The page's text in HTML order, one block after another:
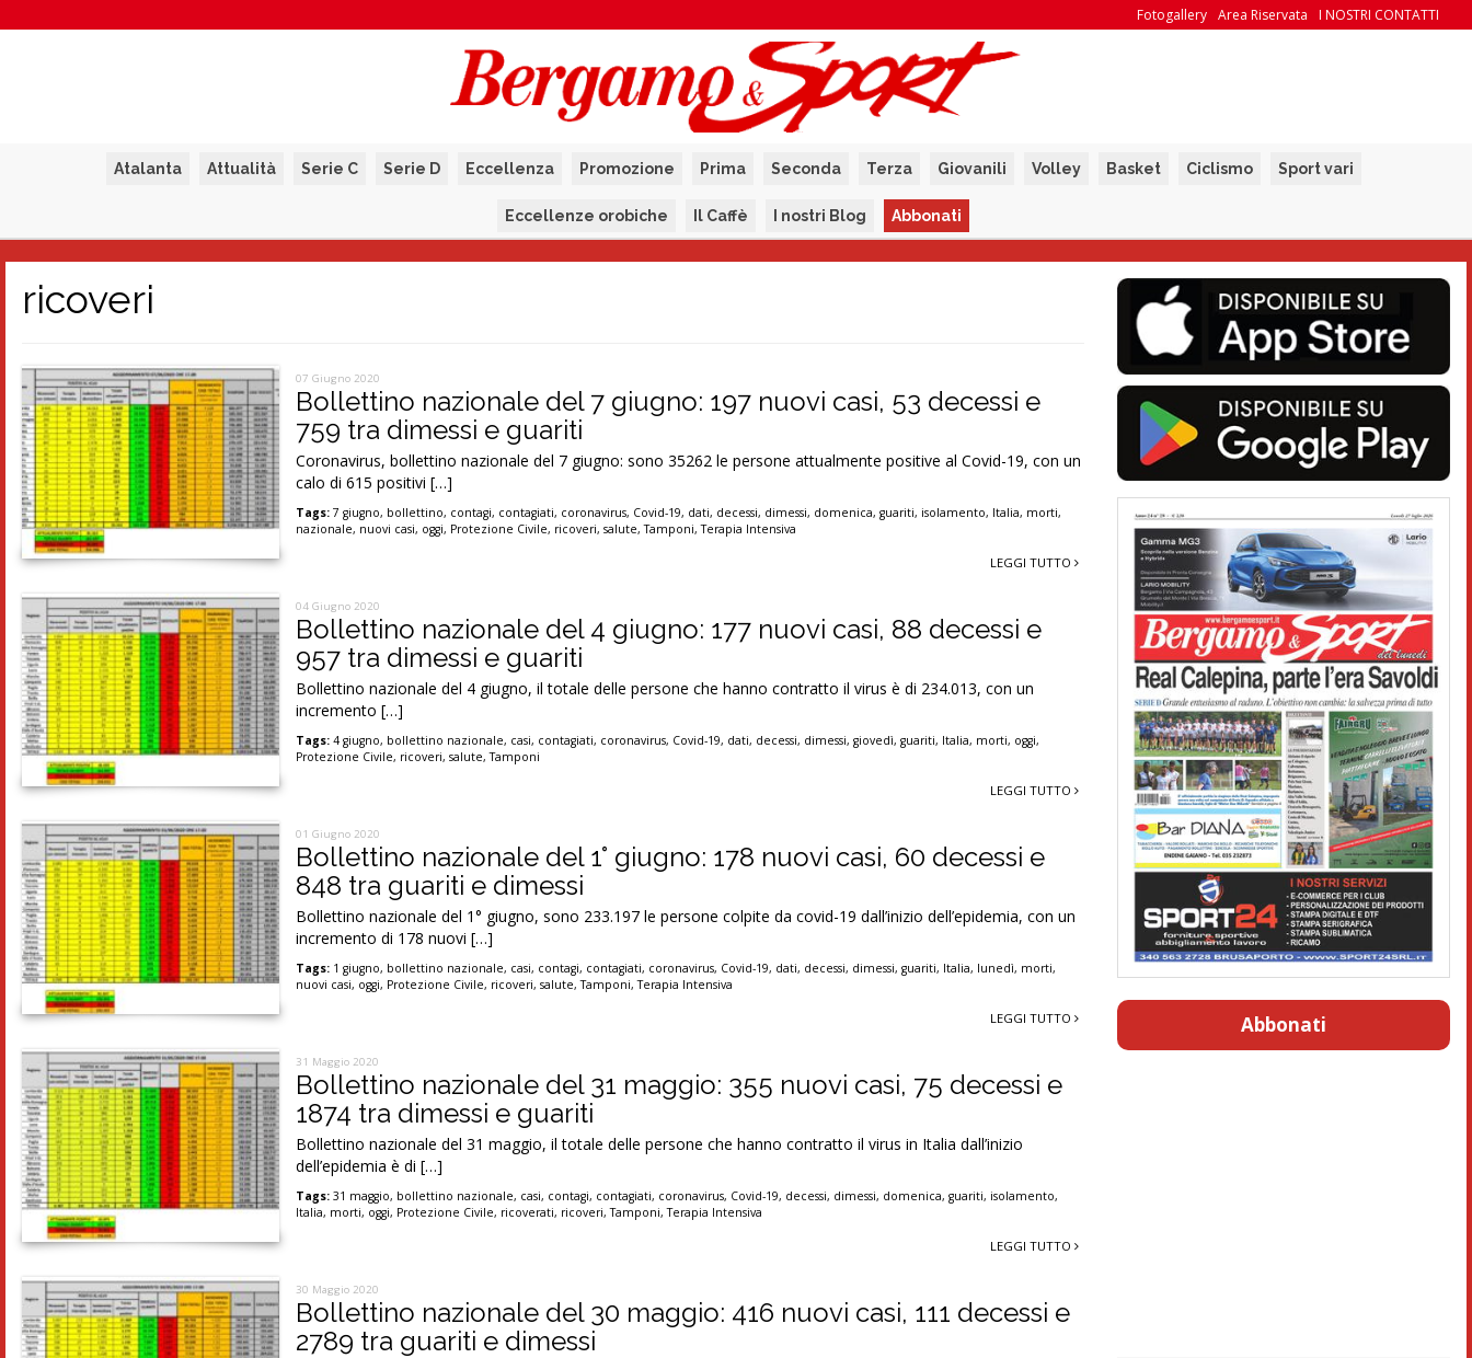
I NOSTRI CONTATTI
Area Riservata
Fotogallery
Atalanta Attualità Serie C Serie D Eccellenza Promozione Prima Seconda Terza Giovanili Volley Basket Ciclismo Sport vari
Eccellenze orobiche Il Caffè I nostri Blog Abbonati
ricoveri
07 Giugno 2020
Bollettino nazionale del 7 giugno: 197 nuovi casi, 53 decessi e
759 tra dimessi e guariti
Coronavirus, bollettino nazionale del 7 giugno: sono 35262 le persone attualmente positive al Covid-19, con un
calo di 615 positivi […]
Tags: 7 giugno, bollettino, contagi, contagiati, coronavirus, Covid-19, dati, decessi, dimessi, domenica,guariti, isolamento, Italia, morti,
nazionale, nuovi casi, oggi, Protezione Civile, ricoveri,salute,Tamponi,Terapia Intensiva
LEGGI TUTTO
04 Giugno 2020
Bollettino nazionale del 4 giugno: 177 nuovi casi, 88 decessi e
957 tra dimessi e guariti
Bollettino nazionale del 4 giugno, il totale delle persone che hanno contratto il virus è di 234.013, con un
incremento […]
Tags: 4 giugno, bollettino nazionale, casi, contagiati, coronavirus, Covid-19, dati, decessi, dimessi,giovedì,guariti, Italia, morti, oggi,
Protezione Civile, ricoveri,salute,Tamponi
LEGGI TUTTO
01 Giugno 2020
Bollettino nazionale del 1° giugno: 178 nuovi casi, 60 decessi e
848 tra guariti e dimessi
Bollettino nazionale del 1° giugno, sono 233.197 le persone colpite da covid-19 dall’inizio dell’epidemia, con un
incremento di 178 nuovi […]
Tags: 1 giugno, bollettino nazionale, casi, contagi, contagiati, coronavirus, Covid-19, dati, decessi, dimessi,guariti, Italia, lunedì, morti,
nuovi casi, oggi, Protezione Civile, ricoveri,salute,Tamponi,Terapia Intensiva
LEGGI TUTTO
31 Maggio 2020
Bollettino nazionale del 31 maggio: 355 nuovi casi, 75 decessi e
1874 tra dimessi e guariti
Bollettino nazionale del 31 maggio, il totale delle persone che hanno contratto il virus in Italia dall’inizio
dell’epidemia è di […]
Tags: 31 maggio, bollettino nazionale, casi, contagi, contagiati, coronavirus, Covid-19, decessi, dimessi, domenica,guariti, isolamento,
Italia, morti, oggi, Protezione Civile, ricoverati, ricoveri,Tamponi,Terapia Intensiva
LEGGI TUTTO
30 Maggio 2020
Bollettino nazionale del 30 maggio: 416 nuovi casi, 111 decessi e
2789 tra guariti e dimessi
Abbonati